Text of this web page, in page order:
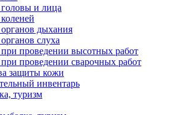
и лица
дыхания
слуха
проведении высотных работ
проведении сварочных работ
защиты кожи
инвентарь
туризм